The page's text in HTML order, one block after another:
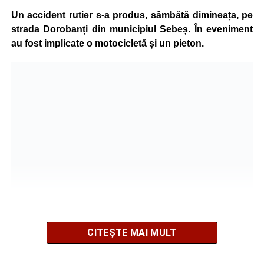
îngrijiri medicale de specialitate.
Motociclistul a fost testat cu aparatul etilotest, rezultatul
Un accident rutier s-a produs, sâmbătă dimineața, pe
strada Dorobanți din municipiul Sebeș. În eveniment
au fost implicate o motocicletă și un pieton.
Potrivit informațiilor transmise de pompieri, o femeie de 66
de ani, din municipiul Sebeș, a fost găsită inconștientă în
CITEȘTE MAI MULT